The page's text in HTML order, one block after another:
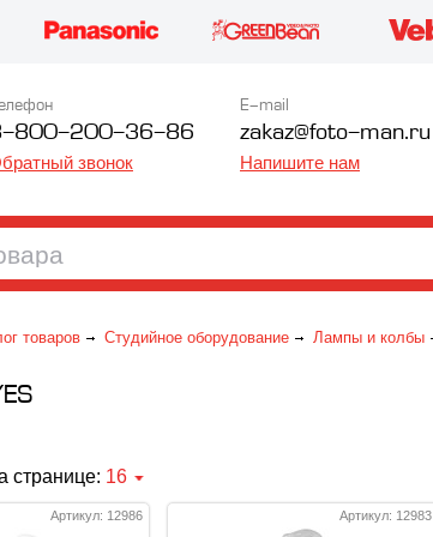
800-200-36-86
звонок
E-mail
zakaz@foto-man.ru
Напишите нам
товаров Студийное оборудование Лампы и колбы
странице: 16
Артикул: 12986 Артикул: 12983